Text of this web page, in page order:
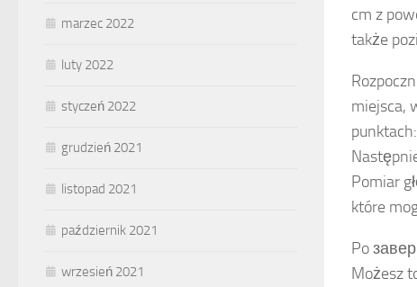
cm z
także
miejsca,
Pomiar
które
Po
Możesz
marzec 2022
luty 2022
styczeń 2022
grudzień 2021
listopad 2021
październik 2021
wrzesień 2021